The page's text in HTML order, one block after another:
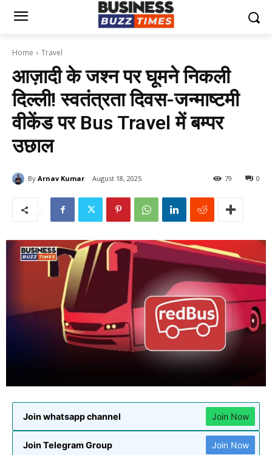
Home Travel
आज़ादी के जश्न पर घूमने निकली
दिल्ली! स्वतंत्रता दिवस-जन्माष्टमी
वीकेंड पर Bus Travel में बम्पर
उछाल
By Arnav Kumar August 18, 2025 0
79
Join whatsapp channel Join Now
Join Telegram Group Join Now